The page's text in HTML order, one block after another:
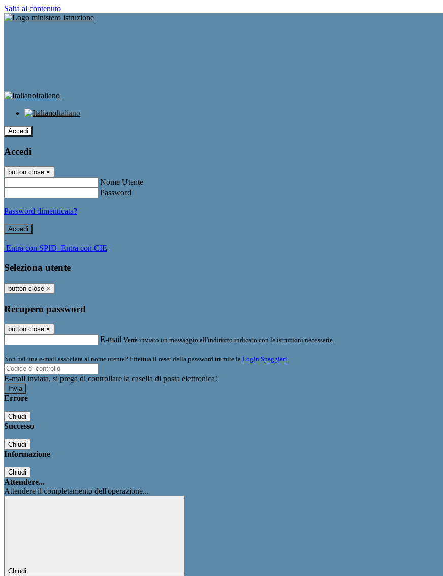
Salta al contenuto
Italiano
Italiano
Accedi
Accedi
button close ×
Nome Utente
Password
Password dimenticata?
-
Entra con SPID Entra con CIE
Seleziona utente
button close ×
Recupero password
button close ×
E-mail Verrà inviato un messaggio all'indirizzo indicato con le istruzioni necessarie.
Non hai una e-mail associata al nome utente? Effettua il reset della password tramite la Login Spaggiari
E-mail inviata, si prega di controllare la casella di posta elettronica!
Errore
Chiudi
Successo
Chiudi
Informazione
Chiudi
Attendere...
Attendere il completamento dell'operazione...
Chiudi